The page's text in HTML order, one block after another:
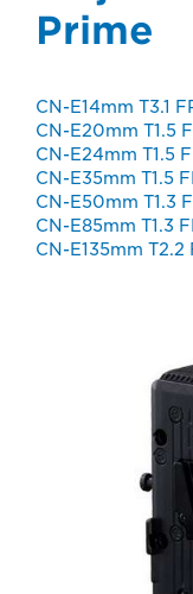
Prime
CN-E14mm T3.1
CN-E20mm T1.5
CN-E24mm T1.5
CN-E35mm T1.5
CN-E50mm T1.3
CN-E85mm T1.3
CN-E135mm